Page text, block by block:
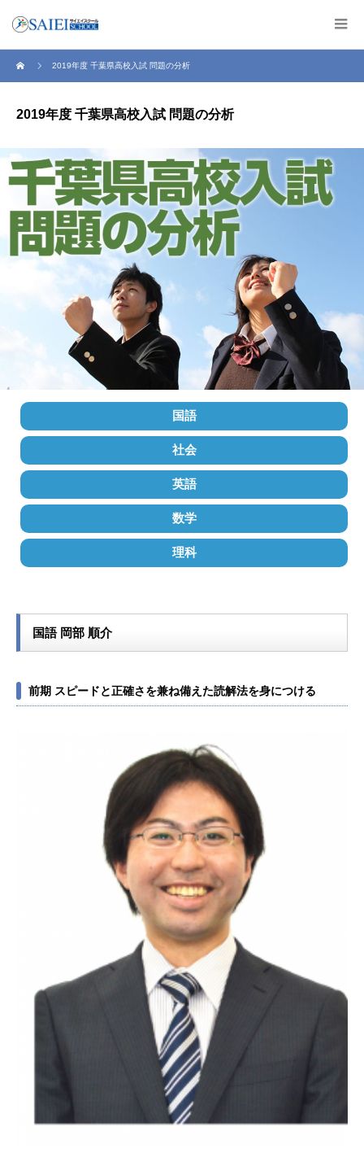
2019年度 千葉県高校入試 問題の分析
2019年度 千葉県高校入試 問題の分析
国語
社会
英語
数学
理科
国語 岡部 順介
前期 スピードと正確さを兼ね備えた読解法を身につける